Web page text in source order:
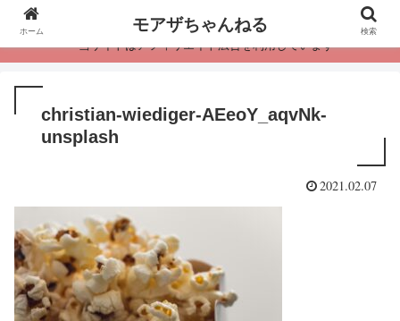
・当サイトはアフィリエイト広告を利用しています
christian-wiediger-AEeoY_aqvNk-
unsplash
2021.02.07
ホーム モアザちゃんねる 検索